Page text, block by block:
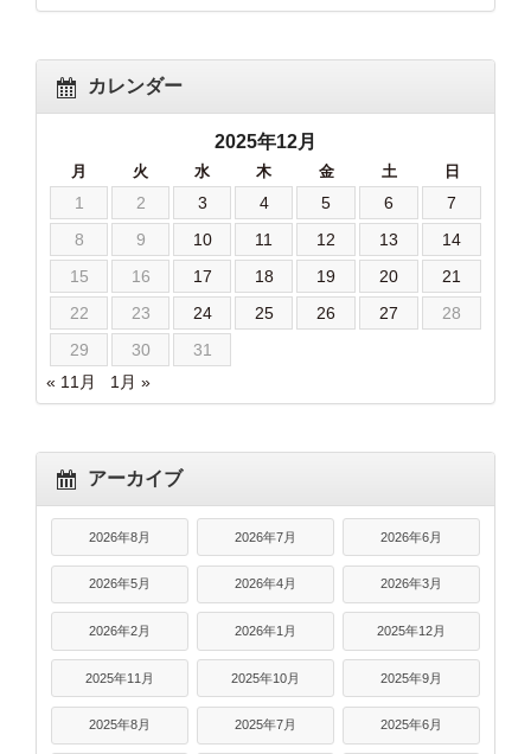
カレンダー
2025年12月
月 火 水 木 金 土 日
1 2 3 4 5 6
7
8
9 10 11 12 13
14
15
16 17 18 19 20
21
22
23 24 25 26 27
28
29
30
31
« 11月
1月 »
アーカイブ
2026年8月 2026年7月 2026年6月
2026年5月 2026年4月 2026年3月
2026年2月 2026年1月 2025年12月
2025年11月 2025年10月 2025年9月
2025年8月 2025年7月 2025年6月